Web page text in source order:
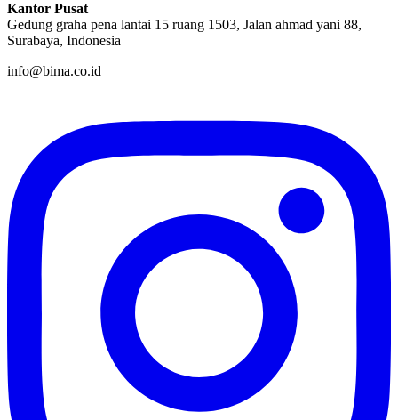
Kantor Pusat
Gedung graha pena lantai 15 ruang 1503, Jalan ahmad yani 88,
Surabaya, Indonesia
info@bima.co.id